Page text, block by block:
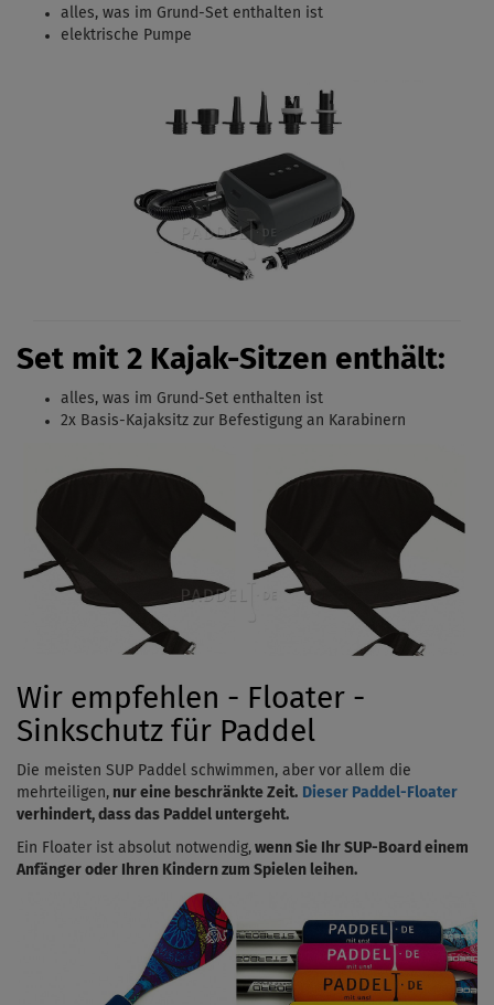
alles, was im Grund-Set enthalten ist
elektrische Pumpe
Set mit 2 Kajak-Sitzen enthält:
alles, was im Grund-Set enthalten ist
2x Basis-Kajaksitz zur Befestigung an Karabinern
Wir empfehlen - Floater -
Sinkschutz für Paddel
Die meisten SUP Paddel schwimmen, aber vor allem die
mehrteiligen, nur eine beschränkte Zeit. Dieser Paddel-Floater
verhindert, dass das Paddel untergeht.
Ein Floater ist absolut notwendig, wenn Sie Ihr SUP-Board einem
Anfänger oder Ihren Kindern zum Spielen leihen.